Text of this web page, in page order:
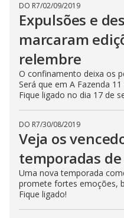
DO R7/02/09/2019
Expulsões e
marcaram
relembre
O confinamento deixa os
Será que em A Fazenda
Fique ligado no dia 17 de
DO R7/30/08/2019
Veja os
temporadas de
Uma nova temporada
promete fortes emoções,
Fique ligado!